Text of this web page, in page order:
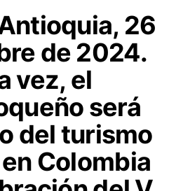
26
de 2024.
vez, el
será
del turismo
Colombia